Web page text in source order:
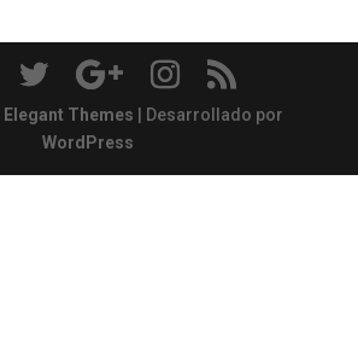
Elegant Themes | Desarrollado por
WordPress